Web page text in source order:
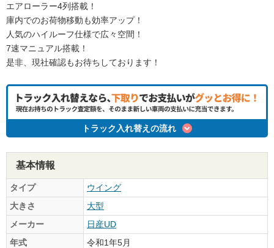
エアローラー4列搭載！
庫内でのお荷物移動も効率アップ！
人気のハイルーフ仕様で広々空間！
7速マニュアル搭載！
是非、現社確認もお待ちしております！
トラック入れ替えの流れ
基本情報
タイプ
ウイング
大きさ
大型
メーカー
日産UD
年式
令和1年5月